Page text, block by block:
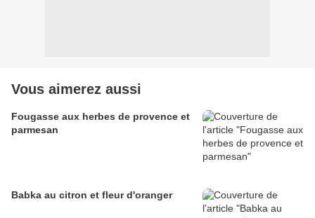
Vous aimerez aussi
Fougasse aux herbes de provence et
parmesan
Babka au citron et fleur d'oranger